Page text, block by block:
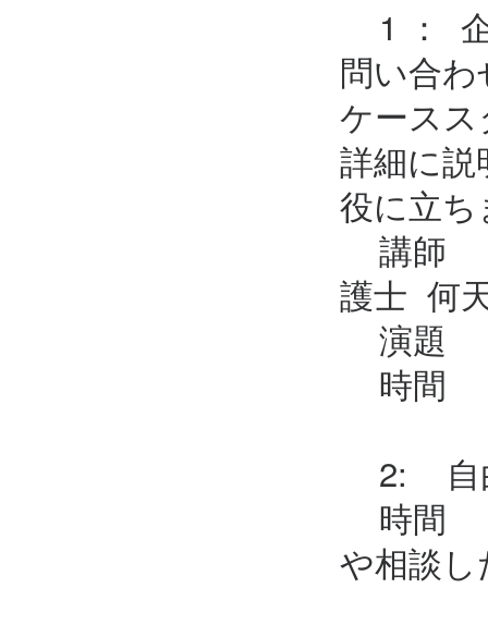
1 ： 企
問い合
ケース
詳細に
役に立
講師
護士 何
演題
時間
2: 自
時間
や相談